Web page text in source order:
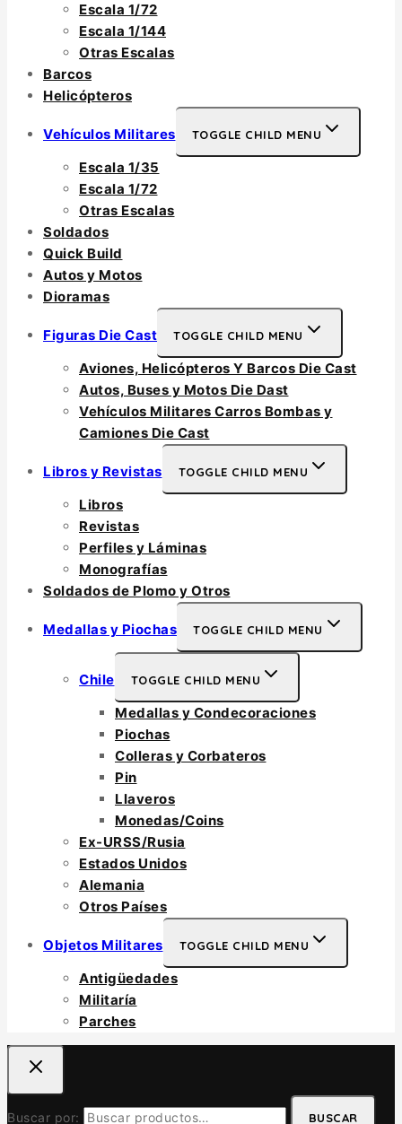
Escala 1/72
Escala 1/144
Otras Escalas
Barcos
Helicópteros
Vehículos Militares TOGGLE CHILD MENU
Escala 1/35
Escala 1/72
Otras Escalas
Soldados
Quick Build
Autos y Motos
Dioramas
Figuras Die Cast TOGGLE CHILD MENU
Aviones, Helicópteros Y Barcos Die Cast
Autos, Buses y Motos Die Dast
Vehículos Militares Carros Bombas y
Camiones Die Cast
Libros y Revistas TOGGLE CHILD MENU
Libros
Revistas
Perfiles y Láminas
Monografías
Soldados de Plomo y Otros
Medallas y Piochas TOGGLE CHILD MENU
Chile TOGGLE CHILD MENU
Medallas y Condecoraciones
Piochas
Colleras y Corbateros
Pin
Llaveros
Monedas/Coins
Ex-URSS/Rusia
Estados Unidos
Alemania
Otros Países
Objetos Militares TOGGLE CHILD MENU
Antigüedades
Militaría
Parches
Buscar por: BUSCAR